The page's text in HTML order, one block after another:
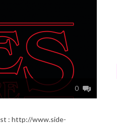
0
: http://www.side-